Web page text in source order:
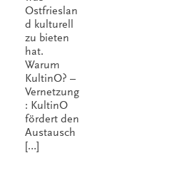
Ostfrieslan
d kulturell
zu bieten
hat.
Warum
KultinO? –
Vernetzung
: KultinO
fördert den
Austausch
[…]